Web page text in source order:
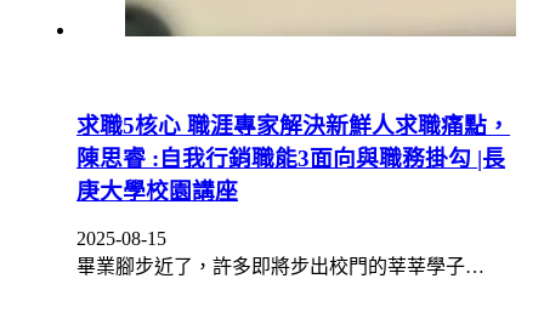
求職5核心 職涯專家解決新鮮人求職痛點，
陳思睿 :自我行銷職能3面向與職務掛勾 |長
庚大學校園講座
2025-08-15
畢業腳步近了，許多即將步出校門的莘莘學子…